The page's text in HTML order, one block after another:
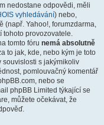
nedostane odpovědi, měli
vyhledávání) nebo,
(např. Yahoo!, forumzdarma,
tohoto provozovatele.
tomto fóru nemá absolutně
to jak, kde, nebo kým je toto
souvislosti s jakýmikoliv
pomlouvačný komentář
nebo se
phpBB Limited týkající se
můžete očekávat, že